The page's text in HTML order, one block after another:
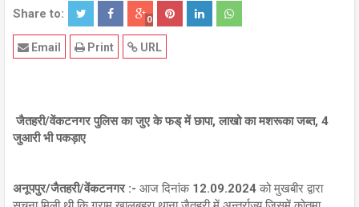
Share to: 0
URL
Print
Email
जैतहरी/वेंकटनगर पुलिस का जुए के फड् में छापा, लाखो का मशरूका जब्त, 4
जुआरी भी पकड़ाए
अनूपपुर/जैतहरी/वेंकटनगर :- आज दिनांक 12.09.2024 को मुखबीर द्वारा